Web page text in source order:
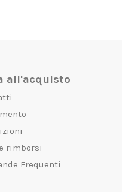
all'acquisto
rimborsi
Frequenti